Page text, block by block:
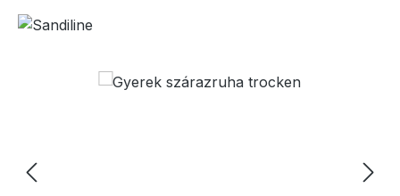
Képgaléria kihagyása